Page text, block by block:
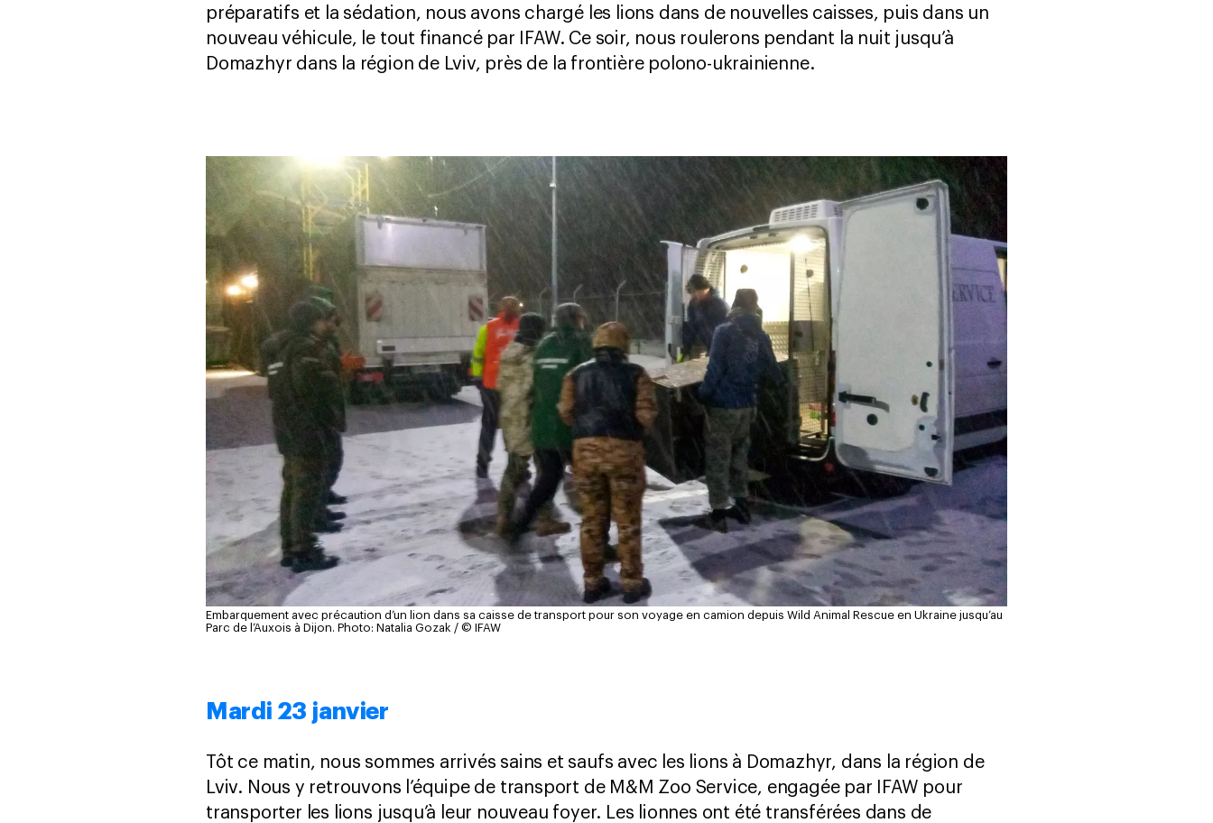
préparatifs et la sédation, nous avons chargé les lions dans de nouvelles caisses, puis dans un
nouveau véhicule, le tout financé par IFAW. Ce soir, nous roulerons pendant la nuit jusqu’à
Domazhyr dans la région de Lviv, près de la frontière polono-ukrainienne.
Embarquement avec précaution d’un lion dans sa caisse de transport pour son voyage en camion depuis Wild Animal Rescue en Ukraine jusqu’au
Parc de l’Auxois à Dijon. Photo: Natalia Gozak / © IFAW
Mardi 23 janvier
Tôt ce matin, nous sommes arrivés sains et saufs avec les lions à Domazhyr, dans la région de
Lviv. Nous y retrouvons l’équipe de transport de M&M Zoo Service, engagée par IFAW pour
transporter les lions jusqu’à leur nouveau foyer. Les lionnes ont été transférées dans de